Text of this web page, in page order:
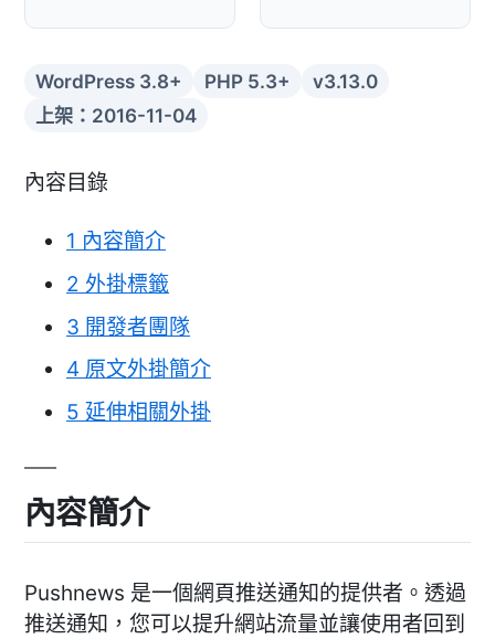
WordPress 3.8+ PHP 5.3+
v3.13.0
上架：2016-11-04
內容目錄
1 內容簡介
2 外掛標籤
3 開發者團隊
4 原文外掛簡介
5 延伸相關外掛
內容簡介
Pushnews 是一個網頁推送通知的提供者。透過
推送通知，您可以提升網站流量並讓使用者回到